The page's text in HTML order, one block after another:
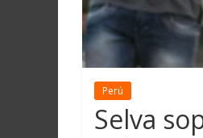
Perú
Selva